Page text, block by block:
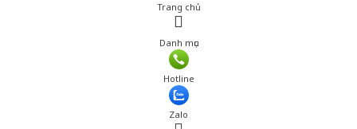
Trang chủ
Danh mục
Hotline
Zalo